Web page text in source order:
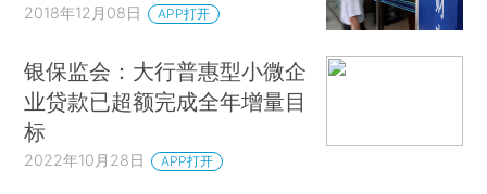
2018年12月08日 APP打开
银保监会：大行普惠型小微企
业贷款已超额完成全年增量目
标
2022年10月28日 APP打开